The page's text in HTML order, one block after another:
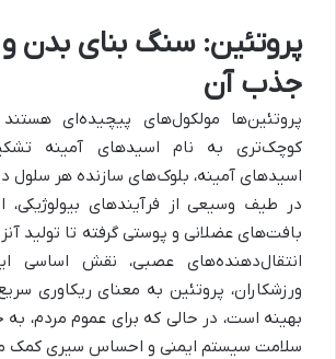
پروتئین: سنگ بنای بدن و
جذب آن
پروتئین‌ها مولکول‌های پیچیده‌ای
کوچک‌تری به نام اسیدهای آمینه
اسیدهای آمینه، بلوک‌های سازنده هر سلول
در طیف وسیعی از فرآیندهای
بافت‌های عضلانی و پوستی گرفته تا تولید
انتقال‌دهنده‌های عصبی، نقش اساسی
ورزشکاران، پروتئین به معنای ریکاوری
بهینه است، در حالی که برای عموم مردم،
سلامت سیستم ایمنی و احساس سیری کمک